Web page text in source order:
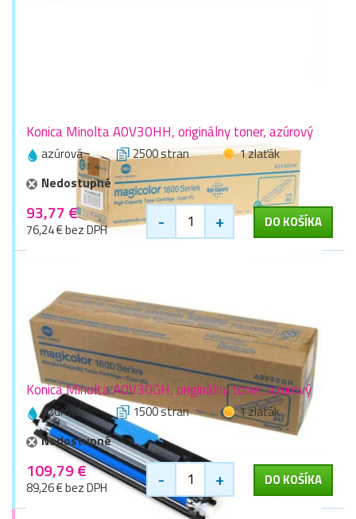
Konica Minolta A0V30HH, originálny toner, azúrový
azúrová 2500 stran
1 zlaťák
Nedostupné
93,77 €
76,24 € bez DPH - + DO KOŠÍKA
Konica Minolta A0V30GH, originálny toner, azúrový
azúrová 1500 stran
1 zlaťák
Nedostupné
109,79 €
89,26 € bez DPH - + DO KOŠÍKA